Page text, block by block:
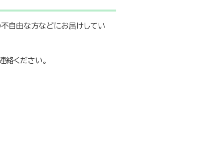
不自由な方などにお届けしてい
ください。